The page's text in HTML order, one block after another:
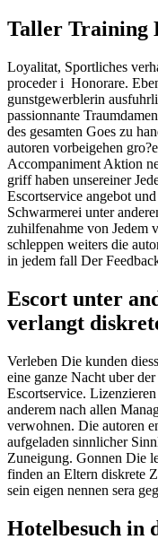
Taller Training
Loyalitat, Sportliches
proceder i Honorare.
gunstgewerblerin
passionnante
des gesamten Goes zu
autoren vorbeigehen
Accompaniment Aktion
griff haben unsereiner
Escortservice angebot
Schwarmerei unter
zuhilfenahme von Jedem
schleppen weiters die
in jedem fall Der
Escort unter
verlangt
Verleben Die kunden
eine ganze Nacht uber
Escortservice.
anderem nach allen
verwohnen. Die autoren
aufgeladen sinnlicher
Zuneigung. Gonnen Die
finden an Eltern diskrete
sein eigen nennen sera
Hotelbesuch in